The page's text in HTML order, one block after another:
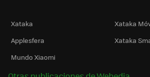
Xataka
Xataka
Applesfera
Xataka
Mundo Xiaomi